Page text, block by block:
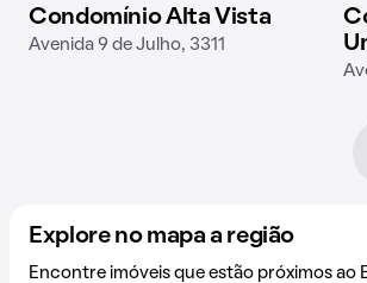
Condomínio Alta Vista
Avenida 9 de Julho, 3311
Explore no mapa a região
Encontre imóveis que estão próximos ao